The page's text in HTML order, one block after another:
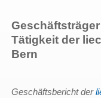
Tätigkeit der
Bern
Geschäftsbericht der